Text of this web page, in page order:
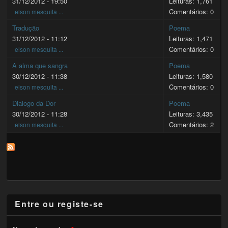
elson mesquita ...
Comentários: 0
Tradução
31/12/2012 - 11:12
elson mesquita ...
Poema
Leituras: 1,471
Comentários: 0
A alma que sangra
30/12/2012 - 11:38
elson mesquita ...
Poema
Leituras: 1,580
Comentários: 0
Dialogo da Dor
30/12/2012 - 11:28
elson mesquita ...
Poema
Leituras: 3,435
Comentários: 2
Entre ou registe-se